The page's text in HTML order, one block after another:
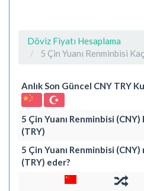
Döviz Fiyatı Hesaplama
5 Çin Yuanı Renminbisi
Anlık Son Güncel CNY TRY
5 Çin Yuanı Renminbisi
(TRY)
5 Çin Yuanı Renminbisi
(TRY) eder?